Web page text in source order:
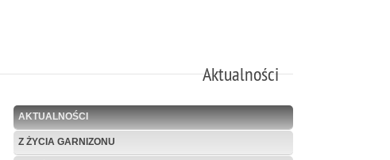
Aktualności
AKTUALNOŚCI
Z ŻYCIA GARNIZONU